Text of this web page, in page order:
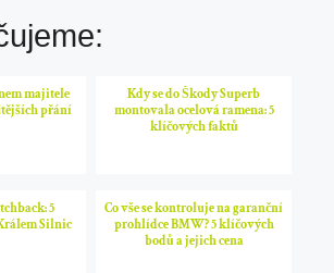
majitele
přání
Kdy se do Škody Superb
montovala ocelová ramena: 5
klíčových faktů
5
Silnic
Co vše se kontroluje na garanční
prohlídce BMW? 5 klíčových
bodů a jejich cena